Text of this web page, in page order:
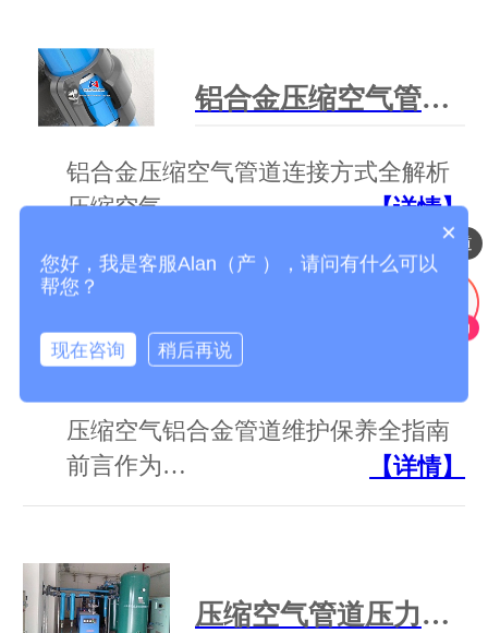
铝合金压缩空气管道连接方式全解析
铝合金压缩空气管道连接方式全解析
压缩空气…
【详情】
压缩空气铝合金管道维护保养全指南
前言作为…
【详情】
压缩空气管道压力管道范围解析：尺寸、标准与合规指南
压缩空气铝合金管道
×
您好，我是客服Alan（产 ），请问有什么可以
帮您？
现在咨询 稍后再说